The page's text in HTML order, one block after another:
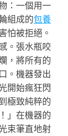
：一個用一
組成的包養
怕被拒絕。
。張水瓶咬
，將所有的
。機器發出
開始瘋狂閃
極致純粹的
」在機器的
束筆直地射